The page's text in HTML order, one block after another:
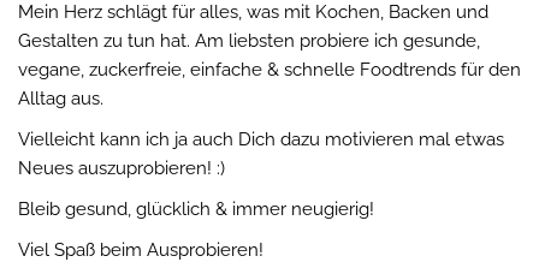
Mein Herz schlägt für alles, was mit Kochen, Backen und
Gestalten zu tun hat. Am liebsten probiere ich gesunde,
vegane, zuckerfreie, einfache & schnelle Foodtrends für den
Alltag aus.
Vielleicht kann ich ja auch Dich dazu motivieren mal etwas
Neues auszuprobieren! :)
Bleib gesund, glücklich & immer neugierig!
Viel Spaß beim Ausprobieren!